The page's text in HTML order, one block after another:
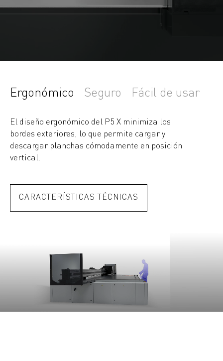
Ergonómico Seguro Fácil de usar
El diseño ergonómico del P5 X minimiza los
bordes exteriores, lo que permite cargar y
descargar planchas cómodamente en posición
vertical.
CARACTERÍSTICAS TÉCNICAS